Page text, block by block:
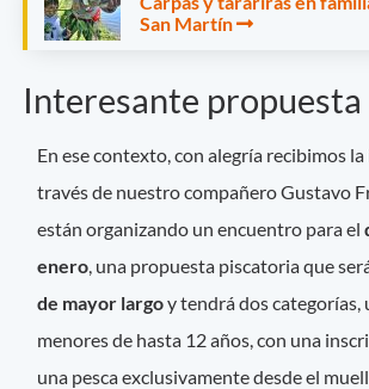
San Martín
Interesante propuesta
En ese contexto, con alegría recibimos
través de nuestro compañero Gustavo
están organizando un encuentro para el
enero , una propuesta piscatoria que
de mayor largoy tendrá dos categorías,
menores de hasta 12 años, con una
una pesca exclusivamente desde el